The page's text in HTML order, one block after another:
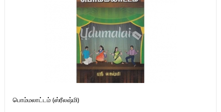
பொம்மலாட்டம் (ஸ்ரீலஷ்மி)